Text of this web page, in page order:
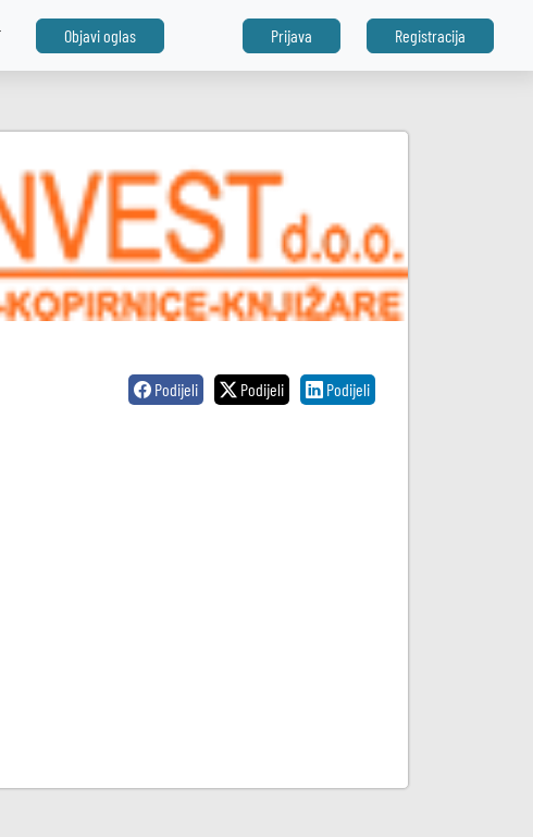
Objavi oglas Prijava Registracija
Podijeli Podijeli Podijeli